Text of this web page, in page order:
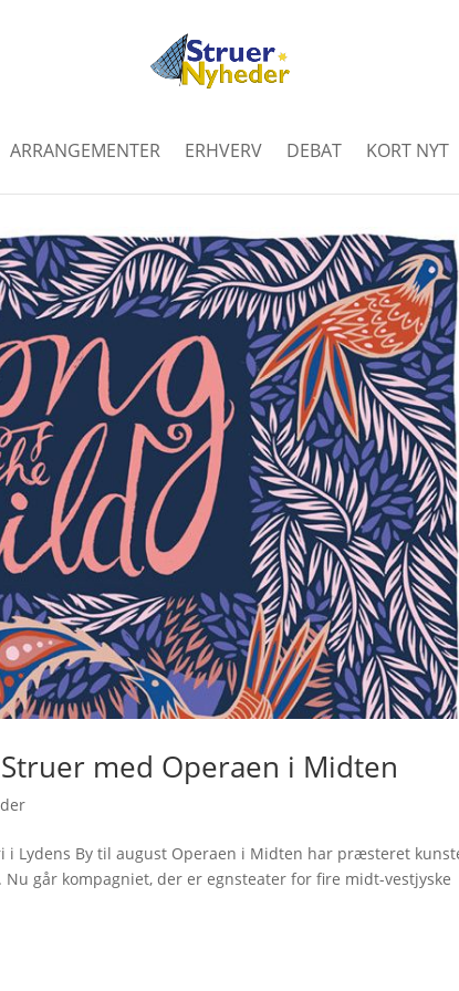
ARRANGEMENTER ERHVERV DEBAT KORT NYT
med Operaen i Midten
Lydens By til august Operaen i Midten har præsteret
går kompagniet, der er egnsteater for fire midt-vestjyske